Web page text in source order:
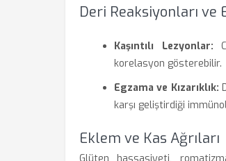
Deri Reaksiyonları ve
Kaşıntılı Lezyonlar:
korelasyon gösterebilir.
Egzama ve Kızarıklık:
karşı geliştirdiği
Eklem ve Kas Ağrıları